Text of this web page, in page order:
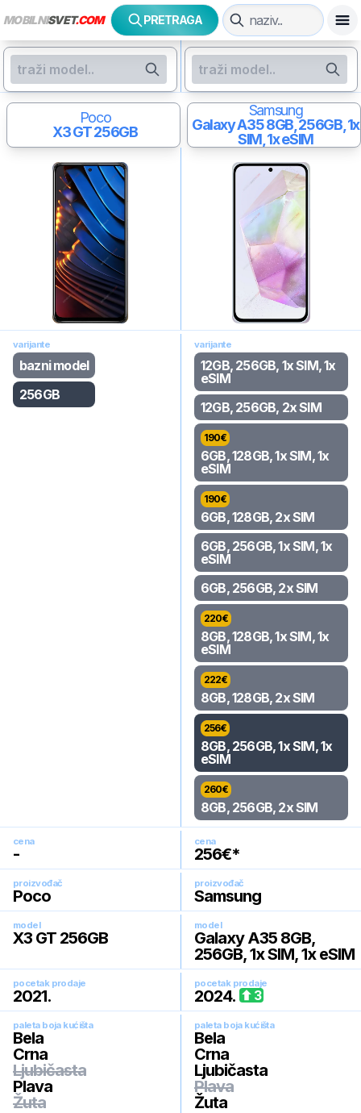
MOBILNISVET.COM PRETRAGA
Poco
X3 GT256GB
Samsung
Galaxy A358GB, 256GB, 1x
SIM, 1x eSIM
varijante
bazni model
256GB
varijante
12GB, 256GB, 1x SIM, 1x
eSIM
12GB, 256GB, 2x SIM
190€
6GB, 128GB, 1x SIM, 1x
eSIM
190€
6GB, 128GB, 2x SIM
6GB, 256GB, 1x SIM, 1x
eSIM
6GB, 256GB, 2x SIM
220€
8GB, 128GB, 1x SIM, 1x
eSIM
222€
8GB, 128GB, 2x SIM
256€
8GB, 256GB, 1x SIM, 1x
eSIM
260€
8GB, 256GB, 2x SIM
cena
-
cena
256€*
proizvođač
Poco
proizvođač
Samsung
model
X3 GT 256GB
model
Galaxy A35 8GB,
256GB, 1x SIM, 1x eSIM
pocetak prodaje
2021.
pocetak prodaje
2024. 3
paleta boja kućišta
Bela
Crna
Ljubičasta
Plava
Žuta
paleta boja kućišta
Bela
Crna
Ljubičasta
Plava
Žuta